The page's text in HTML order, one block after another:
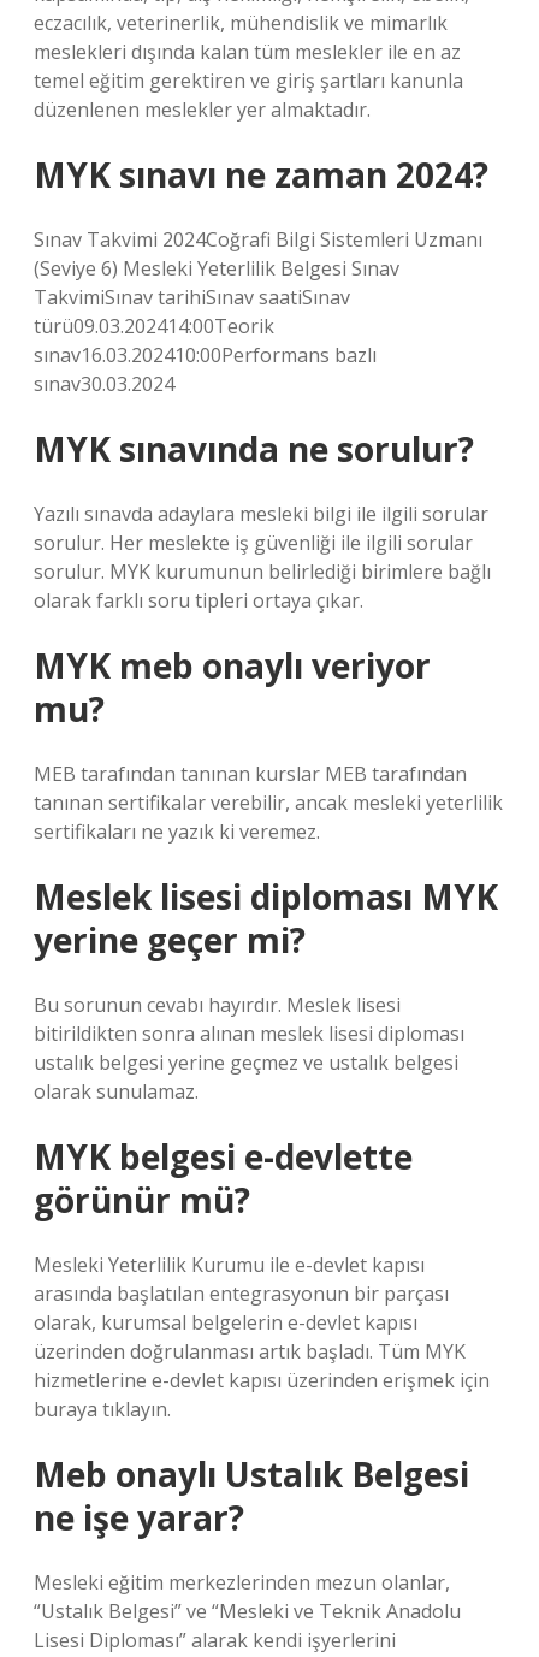
eczacılık, veterinerlik, mühendislik ve mimarlık
meslekleri dışında kalan tüm meslekler ile en az
temel eğitim gerektiren ve giriş şartları kanunla
düzenlenen meslekler yer almaktadır.
MYK sınavı ne zaman 2024?
Sınav Takvimi 2024Coğrafi Bilgi Sistemleri Uzmanı
(Seviye 6) Mesleki Yeterlilik Belgesi Sınav
TakvimiSınav tarihiSınav saatiSınav
türü09.03.202414:00Teorik
sınav16.03.202410:00Performans bazlı
sınav30.03.2024
MYK sınavında ne sorulur?
Yazılı sınavda adaylara mesleki bilgi ile ilgili sorular
sorulur. Her meslekte iş güvenliği ile ilgili sorular
sorulur. MYK kurumunun belirlediği birimlere bağlı
olarak farklı soru tipleri ortaya çıkar.
MYK meb onaylı veriyor
mu?
MEB tarafından tanınan kurslar MEB tarafından
tanınan sertifikalar verebilir, ancak mesleki yeterlilik
sertifikaları ne yazık ki veremez.
Meslek lisesi diploması MYK
yerine geçer mi?
Bu sorunun cevabı hayırdır. Meslek lisesi
bitirildikten sonra alınan meslek lisesi diploması
ustalık belgesi yerine geçmez ve ustalık belgesi
olarak sunulamaz.
MYK belgesi e-devlette
görünür mü?
Mesleki Yeterlilik Kurumu ile e-devlet kapısı
arasında başlatılan entegrasyonun bir parçası
olarak, kurumsal belgelerin e-devlet kapısı
üzerinden doğrulanması artık başladı. Tüm MYK
hizmetlerine e-devlet kapısı üzerinden erişmek için
buraya tıklayın.
Meb onaylı Ustalık Belgesi
ne işe yarar?
Mesleki eğitim merkezlerinden mezun olanlar,
“Ustalık Belgesi” ve “Mesleki ve Teknik Anadolu
Lisesi Diploması” alarak kendi işyerlerini